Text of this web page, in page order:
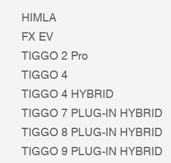
HIMLA
FX EV
TIGGO 2 Pro
TIGGO 4
TIGGO 4 HYBRID
TIGGO 7 PLUG-IN HYBRID
TIGGO 8 PLUG-IN HYBRID
TIGGO 9 PLUG-IN HYBRID